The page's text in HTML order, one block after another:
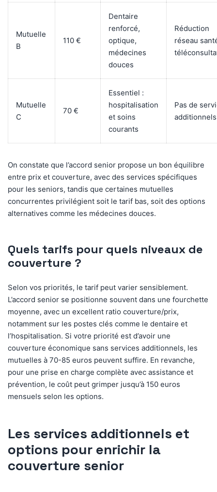
Mutuelle
B
110 €
Dentaire
renforcé,
optique,
médecines
douces
Réduction
réseau
Mutuelle
C
70 €
Essentiel :
hospitalisation
et soins
courants
Pas de
additionnels
On constate que l’accord senior propose un bon équilibre
entre prix et couverture, avec des services spécifiques
pour les seniors, tandis que certaines mutuelles
concurrentes privilégient soit le tarif bas, soit des options
alternatives comme les médecines douces.
Quels tarifs pour quels niveaux de
couverture ?
Selon vos priorités, le tarif peut varier sensiblement.
L’accord senior se positionne souvent dans une fourchette
moyenne, avec un excellent ratio couverture/prix,
notamment sur les postes clés comme le dentaire et
l’hospitalisation. Si votre priorité est d’avoir une
couverture économique sans services additionnels, les
mutuelles à 70-85 euros peuvent suffire. En revanche,
pour une prise en charge complète avec assistance et
prévention, le coût peut grimper jusqu’à 150 euros
mensuels selon les options.
Les services additionnels et
options pour enrichir la
couverture senior